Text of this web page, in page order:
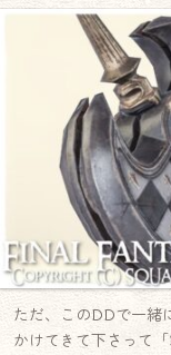
ただ、このDDで一緒
かけてきて下さって